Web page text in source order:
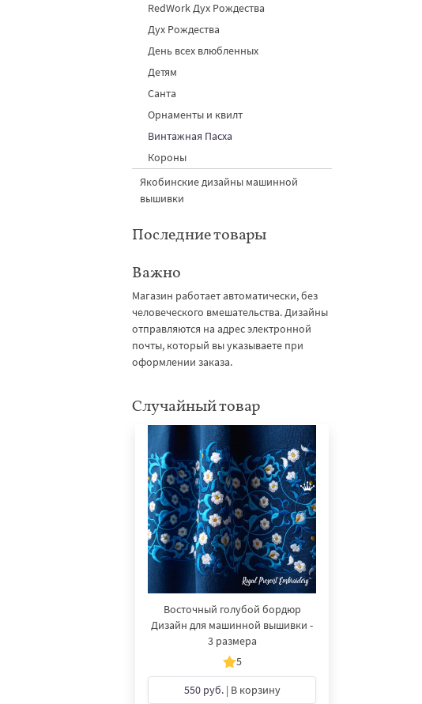
RedWork Дух Рождества
Дух Рождества
День всех влюбленных
Детям
Санта
Орнаменты и квилт
Винтажная Пасха
Короны
Якобинские дизайны машинной
вышивки
Последние товары
Важно
Магазин работает автоматически, без
человеческого вмешательства. Дизайны
отправляются на адрес электронной
почты, который вы указываете при
оформлении заказа.
Случайный товар
Восточный голубой бордюр
Дизайн для машинной вышивки -
3 размера
5
550 руб.| В корзину